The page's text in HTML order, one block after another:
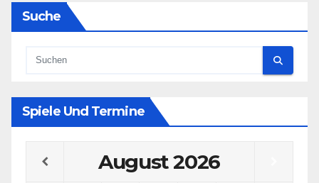
Suche
Spiele Und Termine
August2026